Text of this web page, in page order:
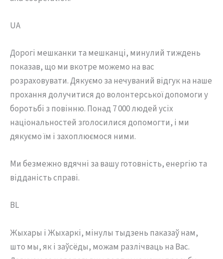
UA
Дорогі мешканки та мешканці, минулий тиждень
показав, що ми вкотре можемо на вас
розраховувати. Дякуємо за нечуваний відгук на наше
прохання долучитися до волонтерської допомоги у
боротьбі з повінню. Понад 7 000 людей усіх
національностей зголосилися допомогти, і ми
дякуємо їм і захоплюємося ними.
Ми безмежно вдячні за вашу готовність, енергію та
відданість справі.
BL
Жыхары і Жыхаркі, мінулы тыдзень паказаў нам,
што мы, як і заўсёды, можам разлічваць на Вас.